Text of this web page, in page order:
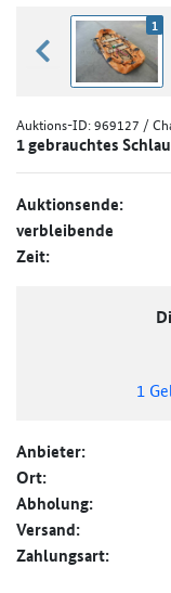
zurück blättern
1
Auktions-ID:969127 /
1 gebrauchtes
Auktionsende:
verbleibende
Zeit:
1
Anbieter:
Ort:
Abholung:
Versand:
Zahlungsart: